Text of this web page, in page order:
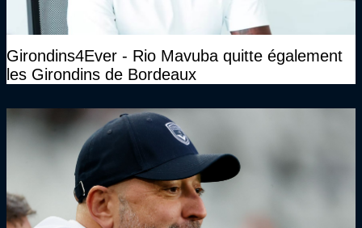
Girondins4Ever - Rio Mavuba quitte également
les Girondins de Bordeaux